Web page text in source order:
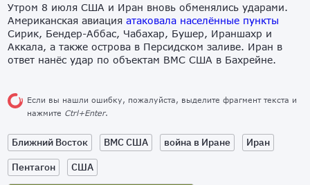
Утром 8 июля США и Иран вновь обменялись ударами.
Американская авиацияатаковала населённые пункты
Сирик, Бендер-Аббас, Чабахар, Бушер, Ираншахр и
Аккала, а также острова в Персидском заливе. Иран в
ответ нанёс удар по объектам ВМС США в Бахрейне.
Если вы нашли ошибку, пожалуйста, выделите фрагмент текста и
нажмите Ctrl+Enter.
Ближний Восток ВМС США война в Иране
Иран
Пентагон
США